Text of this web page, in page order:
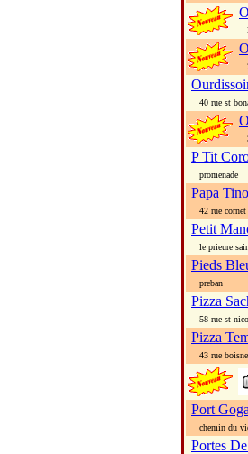
40 rue st
P Tit
promenade
Papa Tino
42 rue cornet
Petit
le prieure
Pieds
preban
Pizza
58 rue st
Pizza
43 rue
Port
chemin du
Portes